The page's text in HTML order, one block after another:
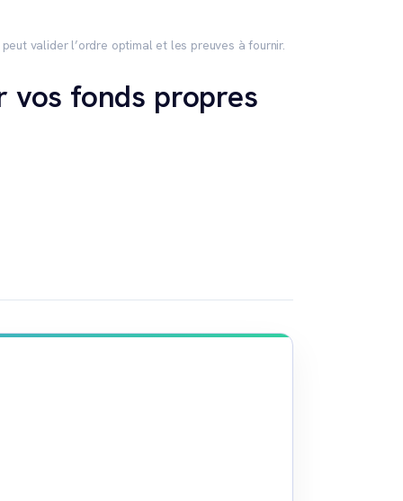
valider l’ordre optimal et les preuves à fournir.
vos fonds propres